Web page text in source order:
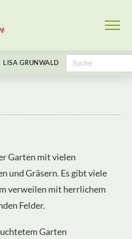
LISA GRUNWALD
Search
for:
Garten mit vielen
und Gräsern. Es gibt viele
verweilen mit herrlichem
Felder.
Garten